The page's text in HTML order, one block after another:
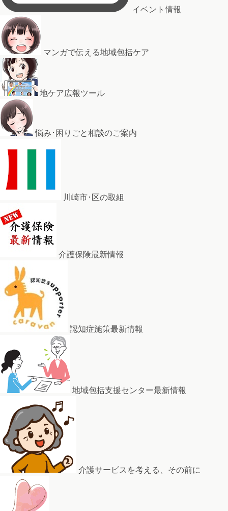
イベント情報
マンガで伝える地域包括ケア
地ケア広報ツール
悩み･困りごと相談のご案内
川崎市･区の取組
介護保険最新情報
認知症施策最新情報
地域包括支援センター最新情報
介護サービスを考える、その前に